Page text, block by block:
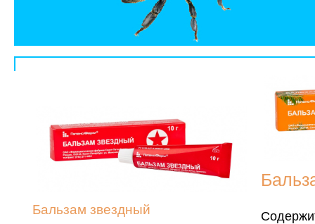
Бальзам звездный